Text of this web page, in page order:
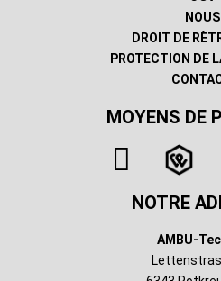
NOUS
DROIT DE
PROTECTION DE
MOYENS DE
NOTRE
AMBU-